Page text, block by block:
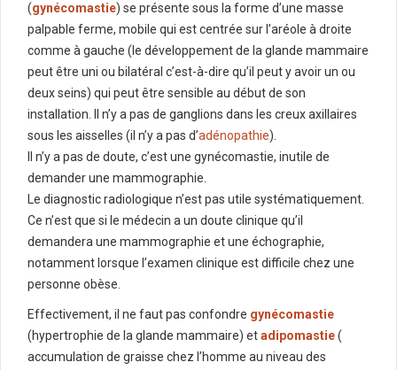
(gynécomastie) se présente sous la forme d’une masse
palpable ferme, mobile qui est centrée sur l’aréole à droite
comme à gauche (le développement de la glande mammaire
peut être uni ou bilatéral c’est-à-dire qu’il peut y avoir un ou
deux seins) qui peut être sensible au début de son
installation. Il n’y a pas de ganglions dans les creux axillaires
sous les aisselles (il n’y a pas d’adénopathie).
Il n’y a pas de doute, c’est une gynécomastie, inutile de
demander une mammographie.
Le diagnostic radiologique n’est pas utile systématiquement.
Ce n’est que si le médecin a un doute clinique qu’il
demandera une mammographie et une échographie,
notamment lorsque l’examen clinique est difficile chez une
personne obèse.
Effectivement, il ne faut pas confondre gynécomastie
(hypertrophie de la glande mammaire) etadipomastie(
accumulation de graisse chez l’homme au niveau des